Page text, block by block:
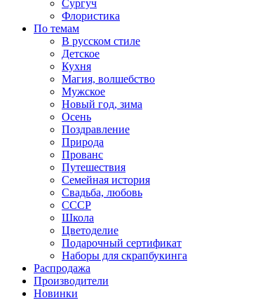
Сургуч
Флористика
По темам
В русском стиле
Детское
Кухня
Магия, волшебство
Мужское
Новый год, зима
Осень
Поздравление
Природа
Прованс
Путешествия
Семейная история
Свадьба, любовь
СССР
Школа
Цветоделие
Подарочный сертификат
Наборы для скрапбукинга
Распродажа
Производители
Новинки